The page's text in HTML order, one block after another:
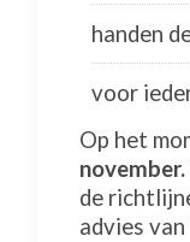
handen
voor
Op het
november.
de
advies